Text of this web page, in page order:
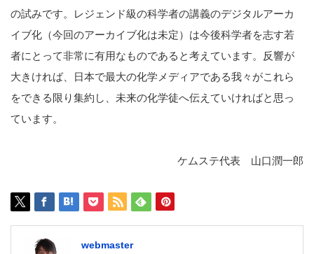
の試みです。レジェンド級の科学者の講義のデジタルアーカ
イブ化（今回のアーカイブ化は未定）は今後科学者を志す若
者にとって非常に有用なものであると考えています。反響が
大きければ、日本で最大の化学メディアである我々がこれら
をできる限り集約し、未来の化学徒へ伝えていければと思っ
ています。
ケムステ代表 山口潤一郎
webmaster